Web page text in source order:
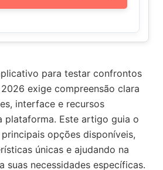
para testar confrontos
exige compreensão clara
interface e recursos
plataforma. Este artigo guia o
opções disponíveis,
únicas e ajudando na
suas necessidades específicas.